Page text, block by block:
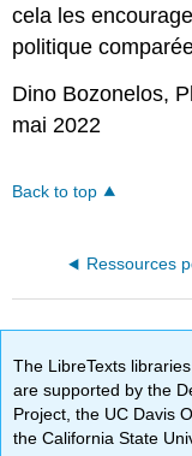
cela les
politique
Dino Bozonelos,
mai 2022
Back to top
The LibreTexts
are supported by the
Project, the UC Davis
the California State